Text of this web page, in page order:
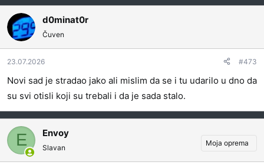
a
g
o
v
a
n
a
:
d0minat0r
Čuven
23.07.2026 #473
Novi sad je stradao jako ali mislim da se i tu udarilo u dno da
su svi otisli koji su trebali i da je sada stalo.
E Envoy
Slavan
Moja oprema